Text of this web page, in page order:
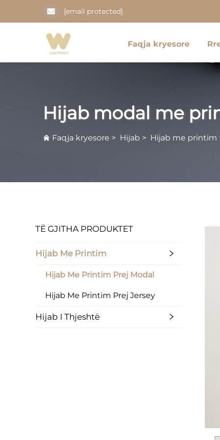
[email protected]
Faqja kryesore
Hijab modal me
Faqja kryesore > Hijab > Hijab me printim
TË GJITHA PRODUKTET
Hijab Me Printim
Hijab Me Printim Prej Modal
Hijab Me Printim Prej Jersey
Hijab I Thjeshtë